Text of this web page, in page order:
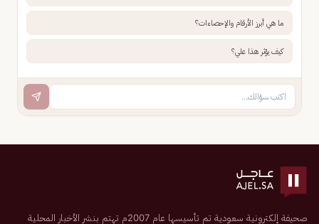
ما هي أبرز الأرقام والإحصاءات؟
كيف يؤثر هذا علي؟
صحيفة إلكترونية سعودية تم تأسيسها عام 2007م تهتم بنشر الأخبار المحلية